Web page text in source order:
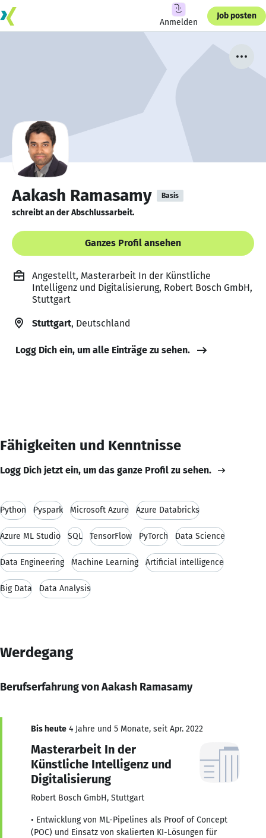
Anmelden
Job posten
Aakash Ramasamy Basis
schreibt an der Abschlussarbeit.
Ganzes Profil ansehen
Angestellt, Masterarbeit In der Künstliche
Intelligenz und Digitalisierung, Robert Bosch GmbH,
Stuttgart
Stuttgart, Deutschland
Logg Dich ein, um alle Einträge zu sehen.
Fähigkeiten und Kenntnisse
Logg Dich jetzt ein, um das ganze Profil zu sehen.
Python Pyspark Microsoft Azure Azure Databricks
Azure ML Studio SQL TensorFlow PyTorch Data Science
Data Engineering Machine Learning Artificial intelligence
Big Data Data Analysis
Werdegang
Berufserfahrung von Aakash Ramasamy
Bis heute 4 Jahre und 5 Monate, seit Apr. 2022
Masterarbeit In der
Künstliche Intelligenz und
Digitalisierung
Robert Bosch GmbH, Stuttgart
• Entwicklung von ML-Pipelines als Proof of Concept
(POC) und Einsatz von skalierten KI-Lösungen für